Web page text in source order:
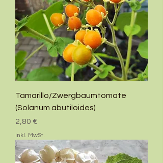
Tamarillo/Zwergbaumtomate
(Solanum abutiloides)
Preis
2,80 €
inkl. MwSt.